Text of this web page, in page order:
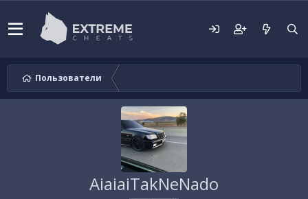
Пользователи
AiaiaiTakNeNado